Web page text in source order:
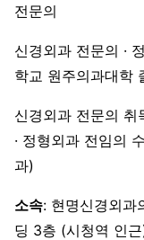
전문의
신경외과 전문의 ·
학교 원주의과대학
신경외과 전문의
· 정형외과 전임의
과)
소속: 현명신경외과
딩 3층 (시청역 인근